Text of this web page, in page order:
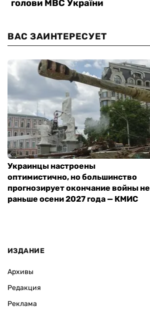
ВАС ЗАИНТЕРЕСУЕТ
Украинцы настроены
оптимистично, но большинство
прогнозирует окончание войны не
раньше осени 2027 года — КМИС
ИЗДАНИЕ
Архивы
Редакция
Реклама